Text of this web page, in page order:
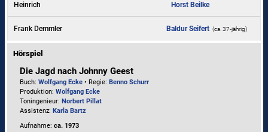
Heinrich Horst Beilke
Frank Demmler Baldur Seifert (ca. 37‑jährig)
Hörspiel
Die Jagd nach Johnny Geest
Buch:Wolfgang Ecke • Regie:Benno Schurr
Produktion:Wolfgang Ecke
Toningenieur:Norbert Pillat
Assistenz:Karla Bartz
Aufnahme:ca. 1973